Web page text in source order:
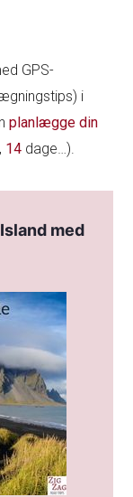
GPS-
i
planlægge din
14 dage…).
med